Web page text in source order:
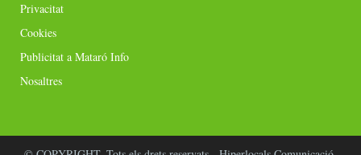
Privacitat
Cookies
Publicitat a Mataró Info
Nosaltres